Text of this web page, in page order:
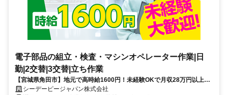
電子部品の組立・検査・マシンオペレーター作業|日
勤|2交替|3交替|立ち作業
【宮城県角田市】地元で高時給1600円！未経験OKで月収28万円以上可
シンプルな軽作業がメイン｜50代も積極採用中｜週払いOK「重い物・
シーデーピージャパン株式会社